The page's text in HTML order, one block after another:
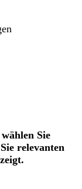
Sie
relevanten